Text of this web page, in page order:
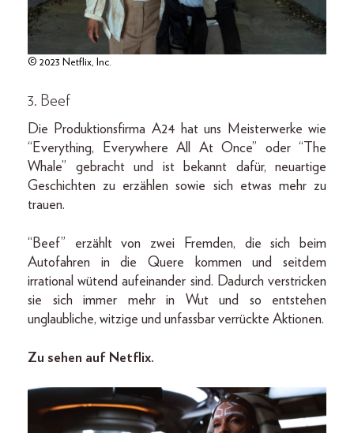
© 2023 Netflix, Inc.
3. Beef
Die Produktionsfirma A24 hat uns Meisterwerke wie
“Everything, Everywhere All At Once” oder “The
Whale” gebracht und ist bekannt dafür, neuartige
Geschichten zu erzählen sowie sich etwas mehr zu
trauen.
“Beef” erzählt von zwei Fremden, die sich beim
Autofahren in die Quere kommen und seitdem
irrational wütend aufeinander sind. Dadurch verstricken
sie sich immer mehr in Wut und so entstehen
unglaubliche, witzige und unfassbar verrückte Aktionen.
Zu sehen auf Netflix.